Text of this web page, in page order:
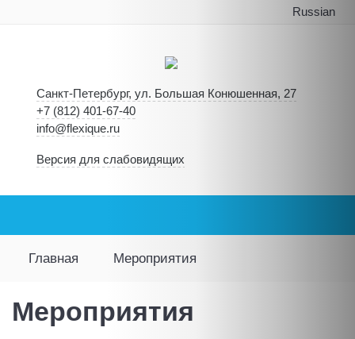
Russian
Санкт-Петербург, ул. Большая Конюшенная, 27
+7 (812) 401-67-40
info@flexique.ru
Версия для слабовидящих
Главная Мероприятия
Мероприятия